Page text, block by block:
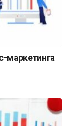
маркетинга